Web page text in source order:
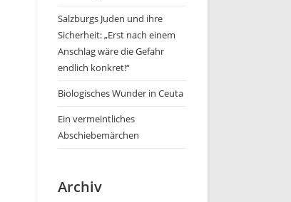
Salzburgs Juden und ihre
Sicherheit: „Erst nach einem
Anschlag wäre die Gefahr
endlich konkret!“
Biologisches Wunder in Ceuta
Ein vermeintliches
Abschiebemärchen
Archiv